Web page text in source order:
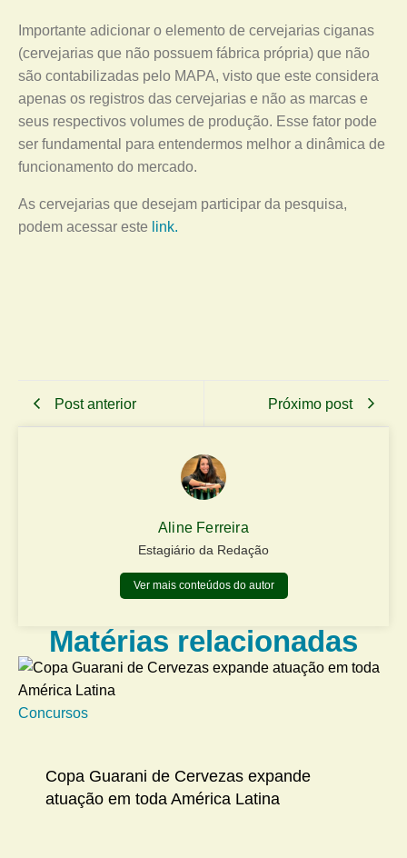
Importante adicionar o elemento de cervejarias ciganas
(cervejarias que não possuem fábrica própria) que não
são contabilizadas pelo MAPA, visto que este considera
apenas os registros das cervejarias e não as marcas e
seus respectivos volumes de produção. Esse fator pode
ser fundamental para entendermos melhor a dinâmica de
funcionamento do mercado.
As cervejarias que desejam participar da pesquisa,
podem acessar este link.
Post anterior Próximo post
Aline Ferreira
Estagiário da Redação
Ver mais conteúdos do autor
Matérias relacionadas
Concursos
Copa Guarani de Cervezas expande
atuação em toda América Latina